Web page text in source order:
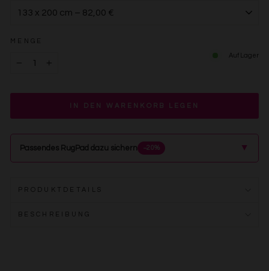
MENGE
Auf Lager
IN DEN WARENKORB LEGEN
Passendes RugPad dazu sichern −20% ▲
PRODUKTDETAILS
BESCHREIBUNG